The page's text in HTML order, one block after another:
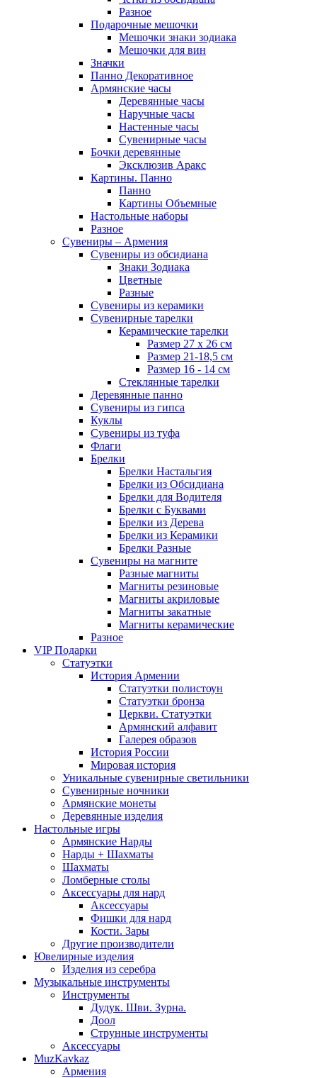
Разное
Подарочные мешочки
Мешочки знаки зодиака
Мешочки для вин
Значки
Панно Декоративное
Армянские часы
Деревянные часы
Наручные часы
Настенные часы
Сувенирные часы
Бочки деревянные
Эксклюзив Аракс
Картины. Панно
Панно
Картины Объемные
Настольные наборы
Разное
Сувениры – Армения
Сувениры из обсидиана
Знаки Зодиака
Цветные
Разные
Сувениры из керамики
Сувенирные тарелки
Керамические тарелки
Размер 27 х 26 см
Размер 21-18,5 см
Размер 16 - 14 см
Стеклянные тарелки
Деревянные панно
Сувениры из гипса
Куклы
Сувениры из туфа
Флаги
Брелки
Брелки Настальгия
Брелки из Обсидиана
Брелки для Водителя
Брелки с Буквами
Брелки из Дерева
Брелки из Керамики
Брелки Разные
Сувениры на магните
Разные магниты
Магниты резиновые
Магниты акриловые
Магниты закатные
Магниты керамические
Разное
VIP Подарки
Статуэтки
История Армении
Статуэтки полистоун
Статуэтки бронза
Церкви. Статуэтки
Армянский алфавит
Галерея образов
История России
Мировая история
Уникальные сувенирные светильники
Сувенирные ночники
Армянские монеты
Деревянные изделия
Настольные игры
Армянские Нарды
Нарды + Шахматы
Шахматы
Ломберные столы
Аксессуары для нард
Аксессуары
Фишки для нард
Кости. Зары
Другие производители
Ювелирные изделия
Изделия из серебра
Музыкальные инструменты
Инструменты
Дудук. Шви. Зурна.
Доол
Струнные инструменты
Аксессуары
MuzKavkaz
Армения